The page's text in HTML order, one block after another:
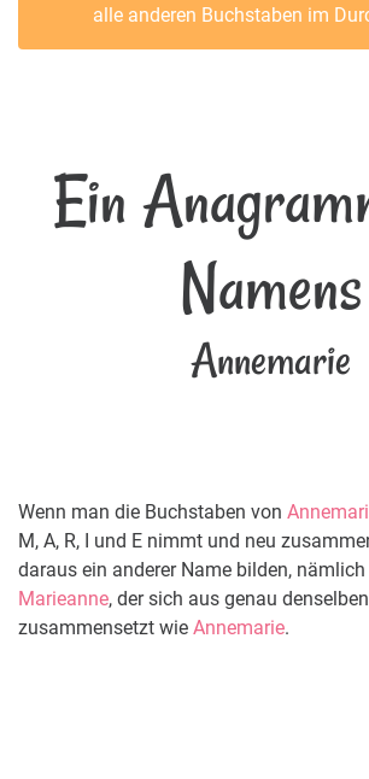
alle anderen Buchstaben im
Ein
Namens
Annemarie
Wenn man die Buchstaben von
M, A, R, I und E nimmt und neu
daraus ein anderer Name bilden,
Marieanne, der sich aus genau
zusammensetzt wie Annemarie.